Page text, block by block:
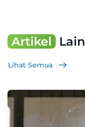
Artikel
Lihat Semua